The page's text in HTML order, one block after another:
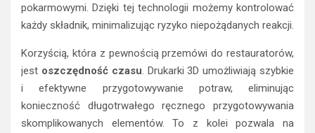
pokarmowymi. Dzięki tej technologii możemy kontrolować
każdy składnik, minimalizując ryzyko niepożądanych reakcji.
Korzyścią, która z pewnością przemówi do restauratorów,
jest oszczędność czasu. Drukarki 3D umożliwiają szybkie
i efektywne przygotowywanie potraw, eliminując
konieczność długotrwałego ręcznego przygotowywania
skomplikowanych elementów. To z kolei pozwala na